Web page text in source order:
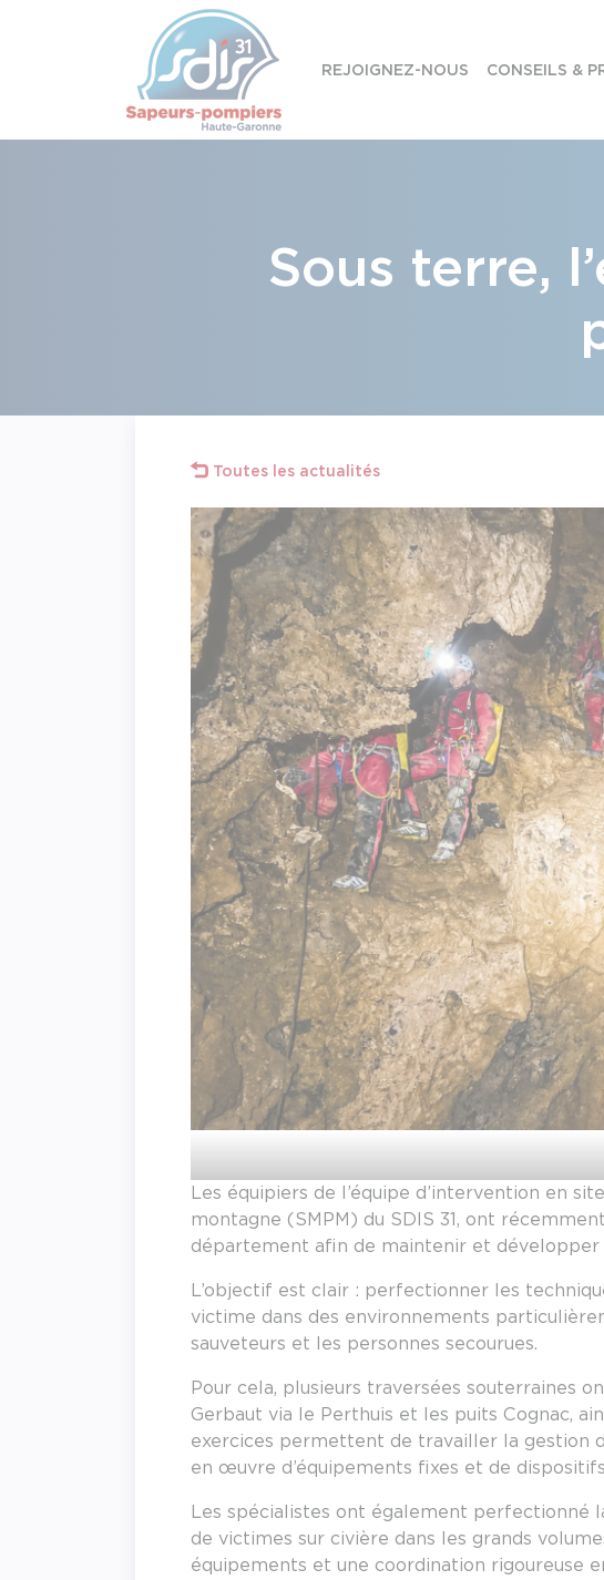
REJOIGNEZ-NOUS CONSEILS &
Sous terre,
Toutes les actualités
Les équipiers de l’équipe d’intervention en
montagne (SMPM) du SDIS 31, ont
département afin de maintenir et développer
L’objectif est clair : perfectionner les
victime dans des environnements
sauveteurs et les personnes secourues.
Pour cela, plusieurs traversées souterraines
Gerbaut via le Perthuis et les puits Cognac,
exercices permettent de travailler la gestion
en œuvre d’équipements fixes et de
Les spécialistes ont également perfectionné
de victimes sur civière dans les grands
équipements et une coordination rigoureuse
Panneau de gestion des cookies